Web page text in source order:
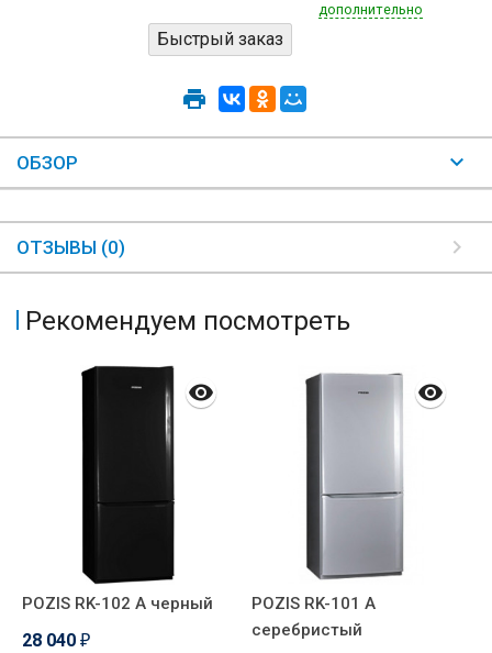
дополнительно
ОБЗОР
ОТЗЫВЫ (0)
Рекомендуем посмотреть
POZIS RK-102 А черный
28 040 ₽
POZIS RK-101 А
серебристый